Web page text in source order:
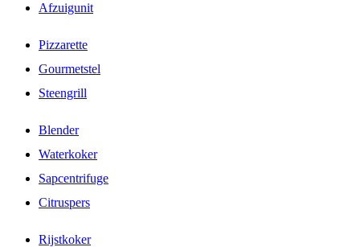
Afzuigunit
Pizzarette
Gourmetstel
Steengrill
Blender
Waterkoker
Sapcentrifuge
Citruspers
Rijstkoker